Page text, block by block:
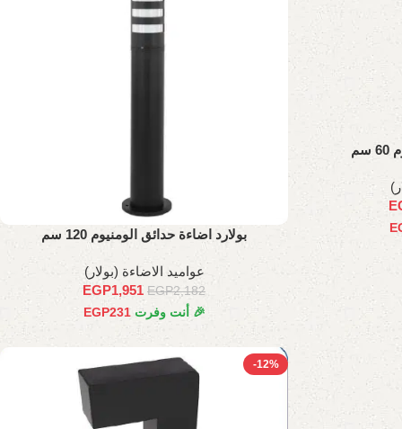
بولارد اضاءة حدائق الومنيوم 120 سم
عواميد الاضاءة (بولار)
EGP2,182
EGP1,951
🎉 أنت وفرت EGP231
-12%